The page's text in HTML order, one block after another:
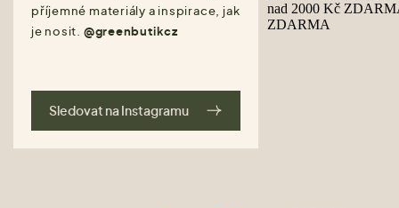
příjemné materiály a inspirace, jak
je nosit. @greenbutikcz
Sledovat na Instagramu